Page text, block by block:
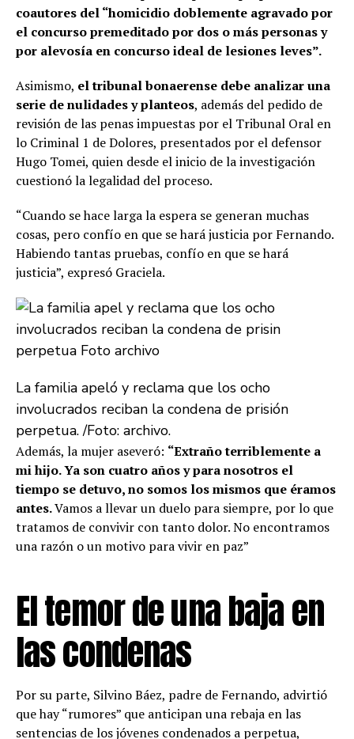
coautores del “homicidio doblemente agravado por
el concurso premeditado por dos o más personas y
por alevosía en concurso ideal de lesiones leves”.
Asimismo, el tribunal bonaerense debe analizar una
serie de nulidades y planteos, además del pedido de
revisión de las penas impuestas por el Tribunal Oral en
lo Criminal 1 de Dolores, presentados por el defensor
Hugo Tomei, quien desde el inicio de la investigación
cuestionó la legalidad del proceso.
“Cuando se hace larga la espera se generan muchas
cosas, pero confío en que se hará justicia por Fernando.
Habiendo tantas pruebas, confío en que se hará
justicia”, expresó Graciela.
La familia apeló y reclama que los ocho
involucrados reciban la condena de prisión
perpetua. /Foto: archivo.
Además, la mujer aseveró: “Extraño terriblemente a
mi hijo. Ya son cuatro años y para nosotros el
tiempo se detuvo, no somos los mismos que éramos
antes.Vamos a llevar un duelo para siempre, por lo que
tratamos de convivir con tanto dolor. No encontramos
una razón o un motivo para vivir en paz”
El temor de una baja en
las condenas
Por su parte, Silvino Báez, padre de Fernando, advirtió
que hay “rumores” que anticipan una rebaja en las
sentencias de los jóvenes condenados a perpetua,